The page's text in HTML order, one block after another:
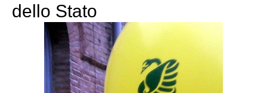
dello Stato